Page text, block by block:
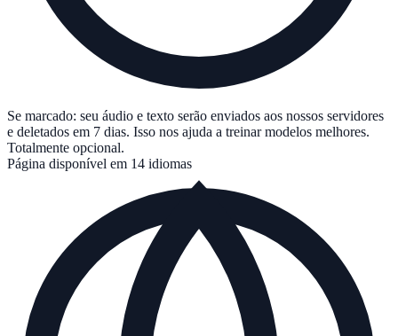
Se marcado: seu áudio e texto serão enviados aos nossos servidores
e deletados em 7 dias. Isso nos ajuda a treinar modelos melhores.
Totalmente opcional.
Página disponível em 14 idiomas